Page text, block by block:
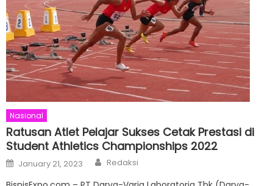
Nasional
Ratusan Atlet Pelajar Sukses Cetak Prestasi di
Student Athletics Championships 2022
Posted
on
January 21, 2023 Author
Redaksi